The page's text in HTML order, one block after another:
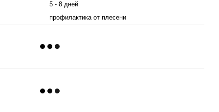
5 - 8 дней
профилактика от плесени